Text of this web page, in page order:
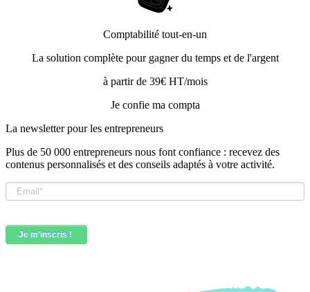
Comptabilité tout-en-un
La solution complète pour gagner du temps et de l'argent
à partir de 39€ HT/mois
Je confie ma compta
La newsletter pour les entrepreneurs
Plus de 50 000 entrepreneurs nous font confiance : recevez des
contenus personnalisés et des conseils adaptés à votre activité.